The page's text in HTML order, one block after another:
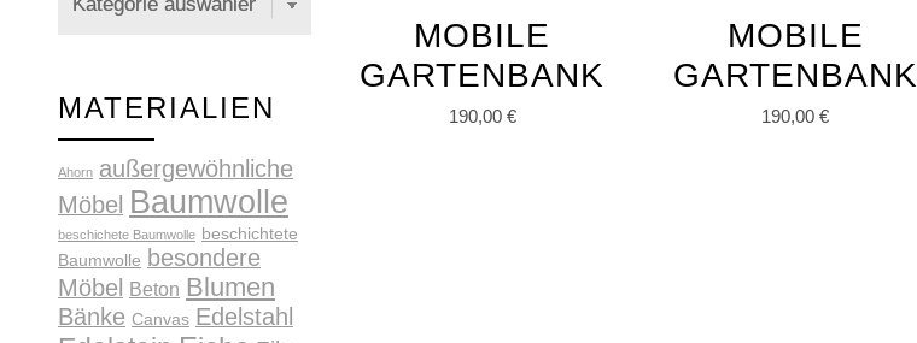
MATERIALIEN
Ahorn außergewöhnliche
Möbel Baumwolle
beschichete Baumwolle beschichtete
Baumwolle besondere
Möbel
Beton Blumen
Bänke Canvas Edelstahl
MOBILE
GARTENBANK
190,00 €
MOBILE
GARTENBANK
190,00€